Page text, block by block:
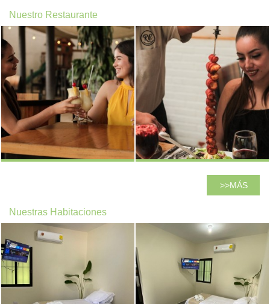
Nuestro Restaurante
MÁS
Nuestras Habitaciones